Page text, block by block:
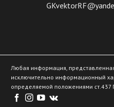
Любая информация,
исключительно информационный
определяемой положениями ст.437